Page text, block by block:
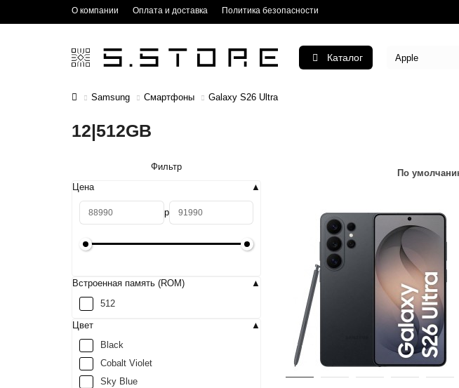
О компании Оплата и доставка Политика безопасности
Каталог
Samsung Смартфоны Galaxy S26 Ultra
12|512GB
Фильтр
Цена
р
Встроенная память (ROM)
512
Цвет
Black
Cobalt Violet
Sky Blue
По